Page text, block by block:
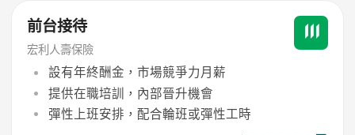
前台接待
宏利人壽保險
設有年終酬金，市場競爭力月薪
提供在職培訓，內部晉升機會
彈性上班安排，配合輪班或彈性工時